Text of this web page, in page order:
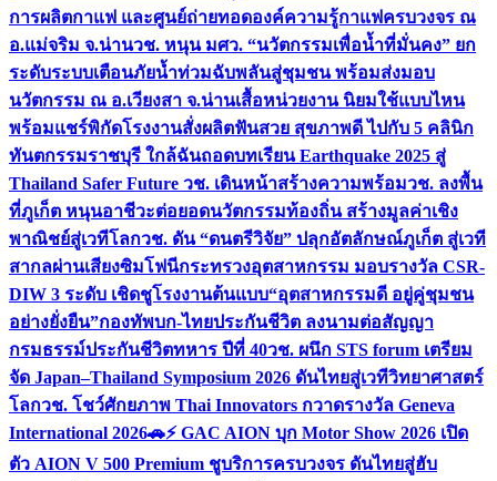
การผลิตกาแฟ และศูนย์ถ่ายทอดองค์ความรู้กาแฟครบวงจร ณ
อ.แม่จริม จ.น่านวช. หนุน มศว. “นวัตกรรมเพื่อน้ำที่มั่นคง” ยก
ระดับระบบเตือนภัยน้ำท่วมฉับพลันสู่ชุมชน พร้อมส่งมอบ
นวัตกรรม ณ อ.เวียงสา จ.น่านเสื้อหน่วยงาน นิยมใช้แบบไหน
พร้อมแชร์พิกัดโรงงานสั่งผลิตฟันสวย สุขภาพดี ไปกับ 5 คลินิก
ทันตกรรมราชบุรี ใกล้ฉันถอดบทเรียน Earthquake 2025 สู่
Thailand Safer Future วช. เดินหน้าสร้างความพร้อมวช. ลงพื้น
ที่ภูเก็ต หนุนอาชีวะต่อยอดนวัตกรรมท้องถิ่น สร้างมูลค่าเชิง
พาณิชย์สู่เวทีโลกวช. ดัน “ดนตรีวิจัย” ปลุกอัตลักษณ์ภูเก็ต สู่เวที
สากลผ่านเสียงซิมโฟนีกระทรวงอุตสาหกรรม มอบรางวัล CSR-
DIW 3 ระดับ เชิดชูโรงงานต้นแบบ“อุตสาหกรรมดี อยู่คู่ชุมชน
อย่างยั่งยืน”กองทัพบก-ไทยประกันชีวิต ลงนามต่อสัญญา
กรมธรรม์ประกันชีวิตทหาร ปีที่ 40วช. ผนึก STS forum เตรียม
จัด Japan–Thailand Symposium 2026 ดันไทยสู่เวทีวิทยาศาสตร์
โลกวช. โชว์ศักยภาพ Thai Innovators กวาดรางวัล Geneva
International 2026🚗⚡️ GAC AION บุก Motor Show 2026 เปิด
ตัว AION V 500 Premium ชูบริการครบวงจร ดันไทยสู่ฮับ